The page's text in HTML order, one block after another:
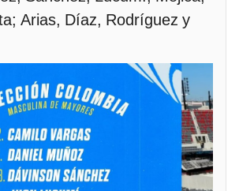
Arias, Díaz, Rodríguez y